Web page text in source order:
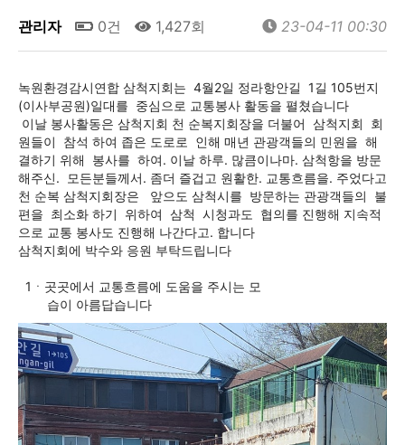
관리자 0건 1,427회 23-04-11 00:30
녹원환경감시연합 삼척지회는  4월2일 정라항안길  1길 105번지
(이사부공원)일대를  중심으로 교통봉사 활동을 펼쳤습니다
원들이  참석 하여 좁은 도로로  인해 매년 관광객들의 민원을  해
결하기 위해  봉사를  하여. 이날 하루. 많큼이나마. 삼척항을 방문
해주신.  모든분들께서. 좀더 즐겁고 원활한. 교통흐름을. 주었다고
천 순복 삼척지회장은   앞으도 삼척시를  방문하는 관광객들의  불
편을  최소화 하기  위하여  삼척  시청과도  협의를 진행해 지속적
으로 교통 봉사도 진행해 나간다고. 합니다
삼척지회에 박수와 응원 부탁드립니다
  1ㆍ곳곳에서 교통흐름에 도움을 주시는 모
        습이 아름답습니다